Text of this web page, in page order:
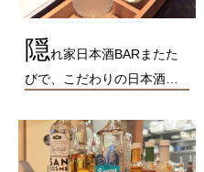
隠れ家日本酒BARまたた
びで、こだわりの日本酒…